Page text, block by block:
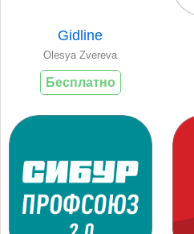
Gidline
Olesya Zvereva
Бесплатно